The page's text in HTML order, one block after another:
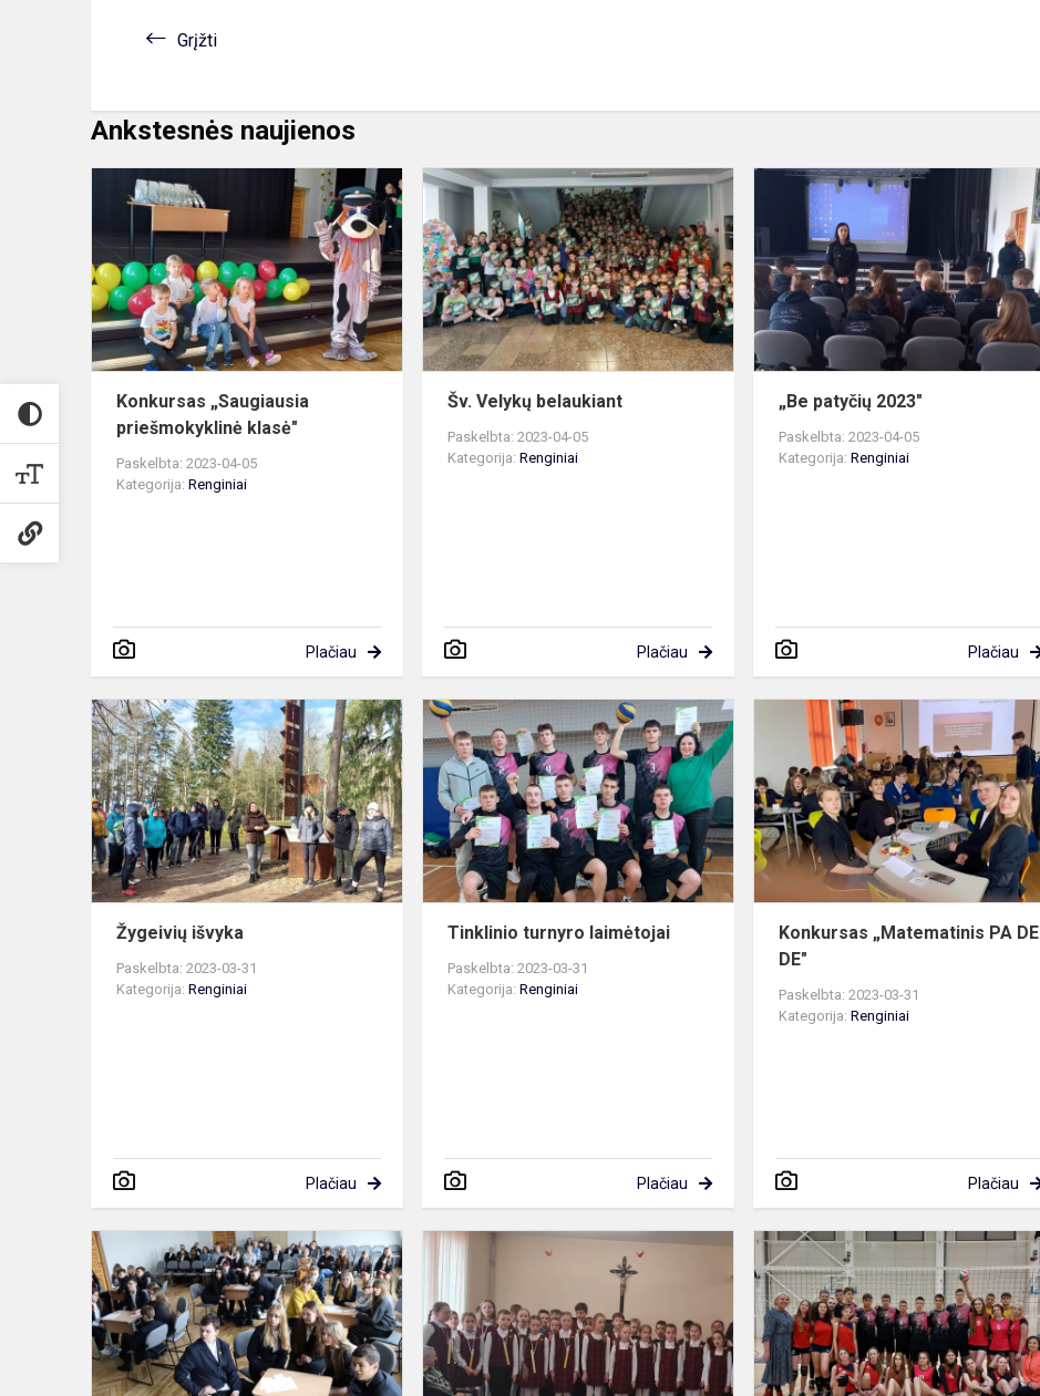
Grįžti
Ankstesnės naujienos
Konkursas
„Saugiausia
priešmokyklinė
klasė"
Konkursas „Saugiausia
priešmokyklinė klasė"
Paskelbta: 2023-04-05
Kategorija: Renginiai
Plačiau
Šv.
belaukiant
Šv. Velykų belaukiant
Paskelbta: 2023-04-05
Kategorija:Renginiai
Plačiau
„Be patyčių 2023"
Paskelbta: 2023-04-05
Kategorija:Renginiai
Plačiau
Žygeivių
išvyka
Žygeivių išvyka
Paskelbta: 2023-03-31
Kategorija: Renginiai
Plačiau
Tinklinio
turnyro
laimėtojai
Tinklinio turnyro laimėtojai
Paskelbta: 2023-03-31
Kategorija:Renginiai
Plačiau
Konkursas „Matematinis PA DE
DE"
Paskelbta: 2023-03-31
Kategorija:Renginiai
Plačiau
Viktorina
„Ką
žinau
apie
Lietuvą?"
Kovo
11-
osios
sveikinimas